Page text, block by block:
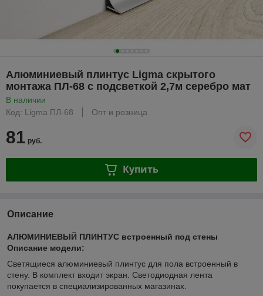
Алюминиевый плинтус Ligma скрытого
монтажа ПЛ-68 с подсветкой 2,7м серебро мат
В наличии
Код: Ligma ПЛ-68
Опт и розница
81 руб.
Купить
Описание
АЛЮМИНИЕВЫЙ ПЛИНТУС встроенный под стены
Описание модели:
Светящиеся алюминиевый плинтус для пола встроенный в
стену. В комплект входит экран. Светодиодная лента
покупается в специализированных магазинах.